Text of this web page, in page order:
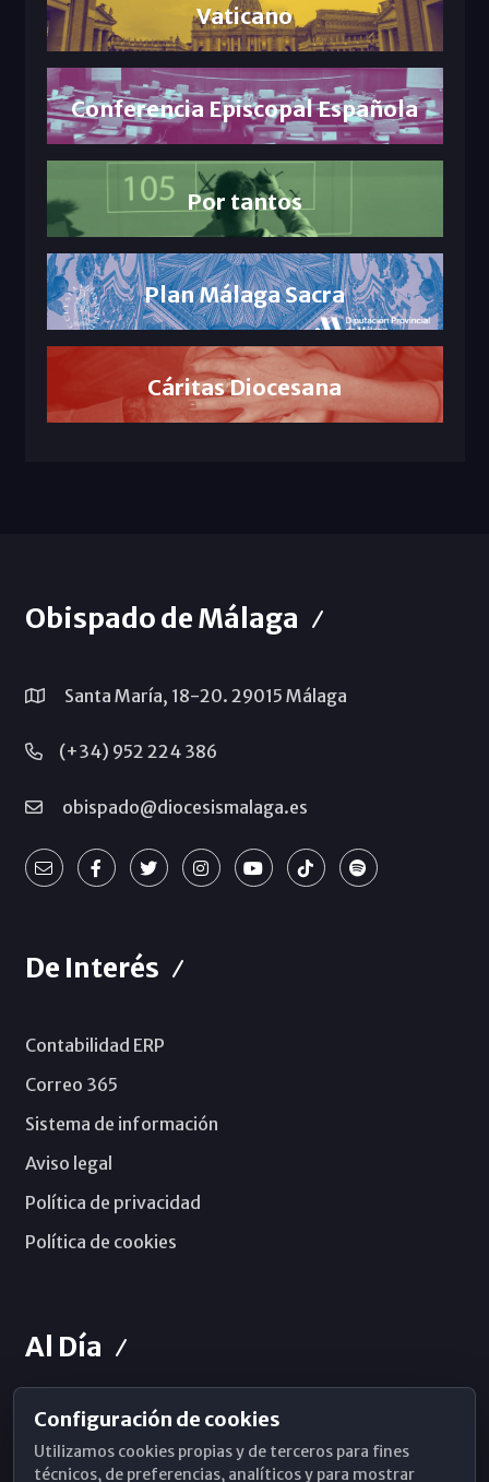
Vaticano
Conferencia Episcopal Española
Por tantos
Plan Málaga Sacra
Cáritas Diocesana
Obispado de Málaga
Santa María, 18-20. 29015 Málaga
(+34) 952 224 386
obispado@diocesismalaga.es
De Interés
Contabilidad ERP
Correo 365
Sistema de información
Aviso legal
Política de privacidad
Política de cookies
Al Día
Horarios de Misa
Hemeroteca
Configuración de cookies
Utilizamos cookies propias y de terceros para fines
técnicos, de preferencias, analíticos y para mostrar